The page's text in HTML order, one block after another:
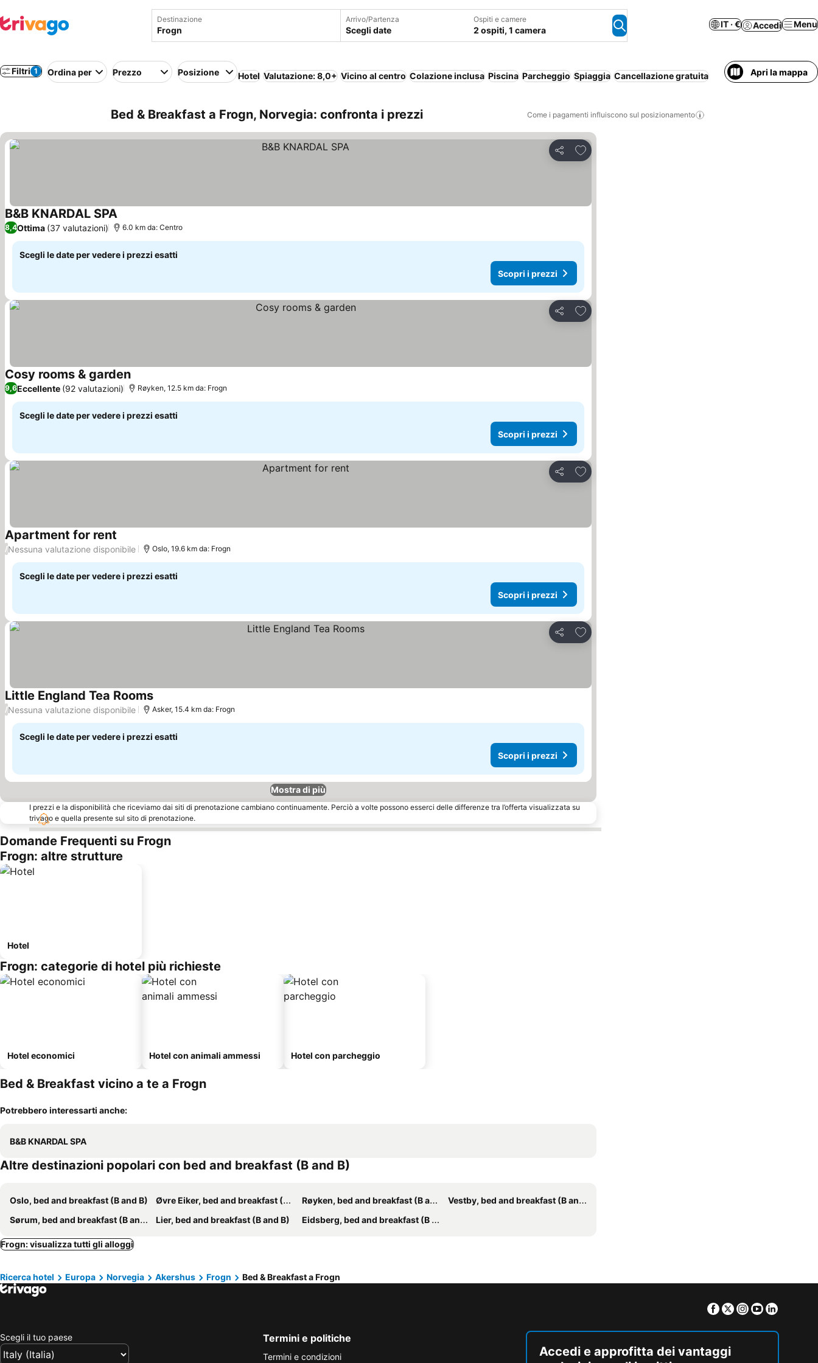
Destinazione Arrivo/Partenza
Scegli date
Ospiti e camere
2 ospiti, 1 camera
IT · € Accedi Menu
Filtri 1 Ordina per Prezzo Posizione Hotel Valutazione: 8,0+ Vicino al centro Colazione inclusa Piscina Parcheggio Spiaggia Cancellazione gratuita Apri la mappa
Bed & Breakfast a Frogn, Norvegia: confronta i prezzi Come i pagamenti influiscono sul posizionamento
Condividi
Aggiungi ai preferiti
B&B KNARDAL SPAScopri i prezzi
8,4Ottima (37 valutazioni) 6.0 km da: Centro
Scegli le date per vedere i prezzi esatti
Scopri i prezzi
Condividi
Aggiungi ai preferiti
Cosy rooms & gardenScopri i prezzi
9,6Eccellente (92 valutazioni) Røyken, 12.5 km da: Frogn
Scegli le date per vedere i prezzi esatti
Scopri i prezzi
Condividi
Aggiungi ai preferiti
Apartment for rent Scopri i prezzi
/Nessuna valutazione disponibile Oslo, 19.6 km da: Frogn
Scegli le date per vedere i prezzi esatti
Scopri i prezzi
Condividi
Aggiungi ai preferiti
Little England Tea RoomsScopri i prezzi
/Nessuna valutazione disponibile Asker, 15.4 km da: Frogn
Scegli le date per vedere i prezzi esatti
Scopri i prezzi
Mostra di più
I prezzi e la disponibilità che riceviamo dai siti di prenotazione cambiano continuamente. Perciò a volte possono esserci delle differenze tra l’offerta visualizzata su
trivago e quella presente sul sito di prenotazione.
Domande Frequenti su Frogn
Frogn: altre strutture
Hotel
Frogn: categorie di hotel più richieste
Hotel economici Hotel con animali ammessi Hotel con parcheggio
Bed & Breakfast vicino a te a Frogn
Potrebbero interessarti anche:
B&B KNARDAL SPA
Altre destinazioni popolari con bed and breakfast (B and B)
Oslo, bed and breakfast (B and B) Øvre Eiker, bed and breakfast (B and B) Røyken, bed and breakfast (B and B)
Vestby, bed and breakfast (B and B)
Sørum, bed and breakfast (B and B)
Lier, bed and breakfast (B and B) Eidsberg, bed and breakfast (B and B)
Frogn: visualizza tutti gli alloggi
Ricerca hotel Europa Norvegia Akershus Frogn Bed & Breakfast a Frogn
Facebook
TwitterInstagram
Youtube
Scegli il tuo paese Termini e politiche
Termini e condizioni
Accedi e approfitta dei vantaggi